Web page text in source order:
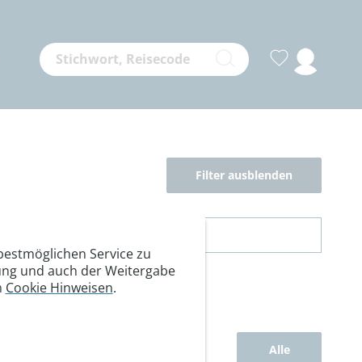
Filter ausblenden
Alle
Service zu
und auch der Weitergabe
Cookie Hinweisen.